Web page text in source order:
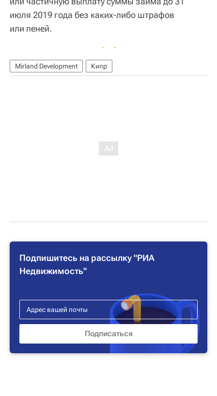
июля 2019 года без каких-либо штрафов
или пеней.
Mirland Development Кипр
Подпишитесь на рассылку "РИА
Недвижимость"